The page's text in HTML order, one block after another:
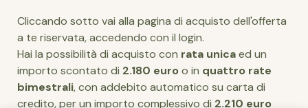
Cliccando sotto vai alla pagina di acquisto dell'offerta
a te riservata, accedendo con il login.
Hai la possibilità di acquisto con rata unicaed un
importo scontato di 2.180 euro o in quattro rate
bimestrali, con addebito automatico su carta di
credito, per un importo complessivo di 2.210 euro